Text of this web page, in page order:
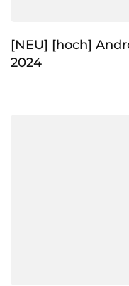
[NEU] [hoch]
2024